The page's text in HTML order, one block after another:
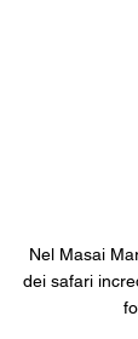
Nel Masai
dei safari